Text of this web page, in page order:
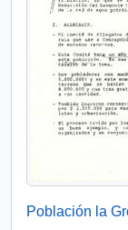
Población la